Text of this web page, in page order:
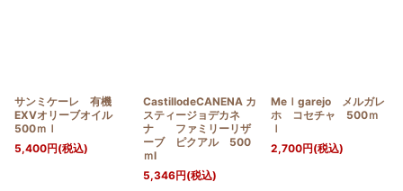
サンミケーレ 有機
EXVオリーブオイル
500ｍｌ
5,400円(税込)
CastillodeCANENA カ
スティージョデカネ
ナ ファミリーリザ
ーブ ピクアル 500
ｍⅼ
5,346円(税込)
Meｌgarejo メルガレ
ホ コセチャ 500ｍ
ｌ
2,700円(税込)